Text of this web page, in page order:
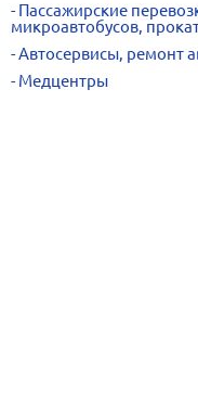
Пассажирские
микроавтобусов,
Автосервисы, ремонт
Медцентры